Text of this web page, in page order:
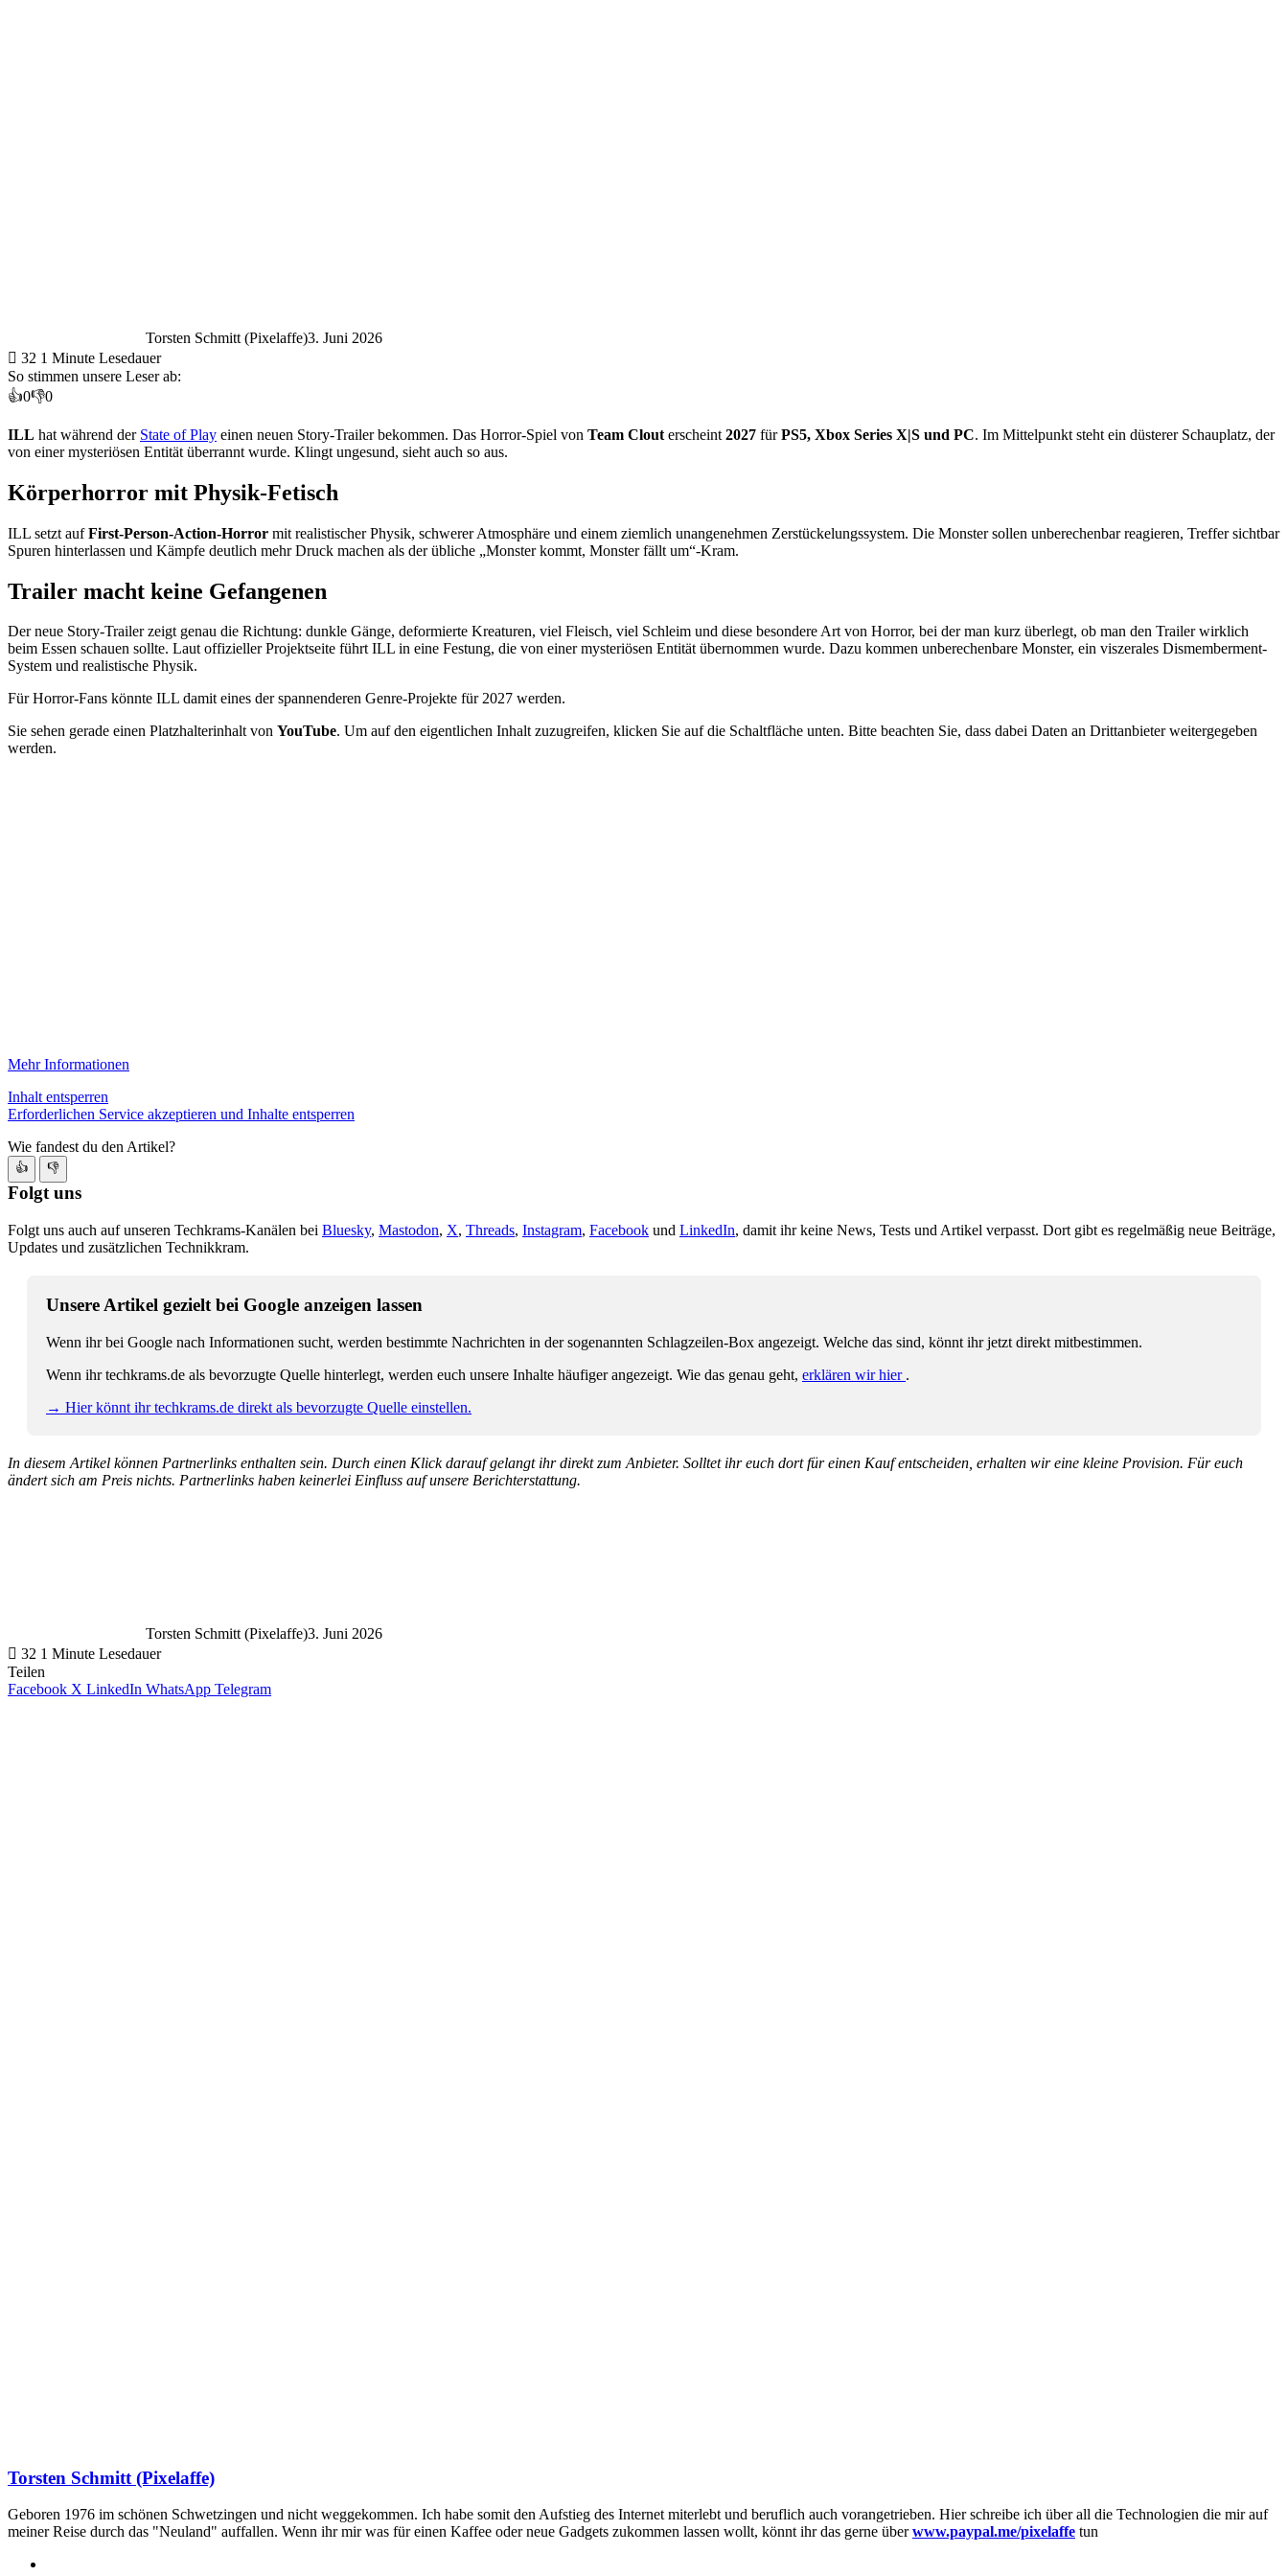
Torsten Schmitt (Pixelaffe)3. Juni 2026
32 1 Minute Lesedauer
So stimmen unsere Leser ab:
👍0👎0
ILL hat während der State of Play einen neuen Story-Trailer bekommen. Das Horror-Spiel von Team Clout erscheint 2027 fürPS5, Xbox Series X|S und PC. Im Mittelpunkt steht ein düsterer Schauplatz, der
von einer mysteriösen Entität überrannt wurde. Klingt ungesund, sieht auch so aus.
Körperhorror mit Physik-Fetisch
ILL setzt aufFirst-Person-Action-Horror mit realistischer Physik, schwerer Atmosphäre und einem ziemlich unangenehmen Zerstückelungssystem. Die Monster sollen unberechenbar reagieren, Treffer sichtbar
Spuren hinterlassen und Kämpfe deutlich mehr Druck machen als der übliche „Monster kommt, Monster fällt um“-Kram.
Trailer macht keine Gefangenen
Der neue Story-Trailer zeigt genau die Richtung: dunkle Gänge, deformierte Kreaturen, viel Fleisch, viel Schleim und diese besondere Art von Horror, bei der man kurz überlegt, ob man den Trailer wirklich
beim Essen schauen sollte. Laut offizieller Projektseite führt ILL in eine Festung, die von einer mysteriösen Entität übernommen wurde. Dazu kommen unberechenbare Monster, ein viszerales Dismemberment-
System und realistische Physik.
Für Horror-Fans könnte ILL damit eines der spannenderen Genre-Projekte für 2027 werden.
Sie sehen gerade einen Platzhalterinhalt von YouTube. Um auf den eigentlichen Inhalt zuzugreifen, klicken Sie auf die Schaltfläche unten. Bitte beachten Sie, dass dabei Daten an Drittanbieter weitergegeben
werden.
Mehr Informationen
Inhalt entsperren
Erforderlichen Service akzeptieren und Inhalte entsperren
Wie fandest du den Artikel?
👍 👎
Folgt uns
Folgt uns auch auf unseren Techkrams-Kanälen bei Bluesky, Mastodon, X, Threads, Instagram, Facebook und LinkedIn, damit ihr keine News, Tests und Artikel verpasst. Dort gibt es regelmäßig neue Beiträge,
Updates und zusätzlichen Technikkram.
Unsere Artikel gezielt bei Google anzeigen lassen
Wenn ihr bei Google nach Informationen sucht, werden bestimmte Nachrichten in der sogenannten Schlagzeilen-Box angezeigt. Welche das sind, könnt ihr jetzt direkt mitbestimmen.
Wenn ihr techkrams.de als bevorzugte Quelle hinterlegt, werden euch unsere Inhalte häufiger angezeigt. Wie das genau geht, erklären wir hier .
→ Hier könnt ihr techkrams.de direkt als bevorzugte Quelle einstellen.
In diesem Artikel können Partnerlinks enthalten sein. Durch einen Klick darauf gelangt ihr direkt zum Anbieter. Solltet ihr euch dort für einen Kauf entscheiden, erhalten wir eine kleine Provision. Für euch
ändert sich am Preis nichts. Partnerlinks haben keinerlei Einfluss auf unsere Berichterstattung.
Torsten Schmitt (Pixelaffe)3. Juni 2026
32 1 Minute Lesedauer
Teilen
Facebook X LinkedIn WhatsApp Telegram
Torsten Schmitt (Pixelaffe)
Geboren 1976 im schönen Schwetzingen und nicht weggekommen. Ich habe somit den Aufstieg des Internet miterlebt und beruflich auch vorangetrieben. Hier schreibe ich über all die Technologien die mir auf
meiner Reise durch das "Neuland" auffallen. Wenn ihr mir was für einen Kaffee oder neue Gadgets zukommen lassen wollt, könnt ihr das gerne überwww.paypal.me/pixelaffe tun